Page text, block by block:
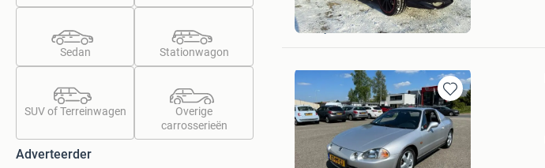
Sedan Stationwagon
SUV of Terreinwagen
Overige
carrosserieën
Adverteerder
cootje frog
Zwijndrecht
Bewaren
in
Mijn
Favorieten